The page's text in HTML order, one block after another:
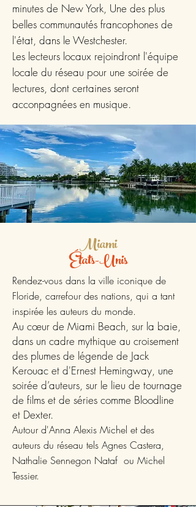
minutes de New York, Une des plus
belles communautés francophones de
l'état, dans le Westchester.
Les lecteurs locaux rejoindront l'équipe
locale du réseau pour une soirée de
lectures, dont certaines seront
acconpagnées en musique.
Miami
États-Unis
Rendez-vous dans la ville iconique de
Floride, carrefour des nations, qui a tant
inspirée les auteurs du monde.
Au cœur de Miami Beach, sur la baie,
dans un cadre mythique au croisement
des plumes de légende de Jack
Kerouac et d'Ernest Hemingway, une
soirée d’auteurs, sur le lieu de tournage
de films et de séries comme Bloodline
et Dexter.
Autour d'Anna Alexis Michel et des
auteurs du réseau tels Agnes Castera,
Nathalie Sennegon Nataf ou Michel
Tessier.